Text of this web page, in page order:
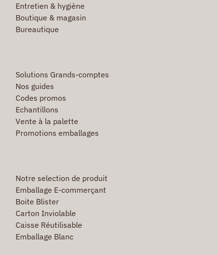
Entretien & hygiène
Boutique & magasin
Bureautique
Solutions Grands-comptes
Nos guides
Codes promos
Echantillons
Vente à la palette
Promotions emballages
Notre selection de produit
Emballage E-commerçant
Boite Blister
Carton Inviolable
Caisse Réutilisable
Emballage Blanc